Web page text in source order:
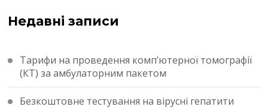
Недавні записи
Тарифи на проведення комп’ютерної томографії
(КТ) за амбулаторним пакетом
Безкоштовне тестування на вірусні гепатити